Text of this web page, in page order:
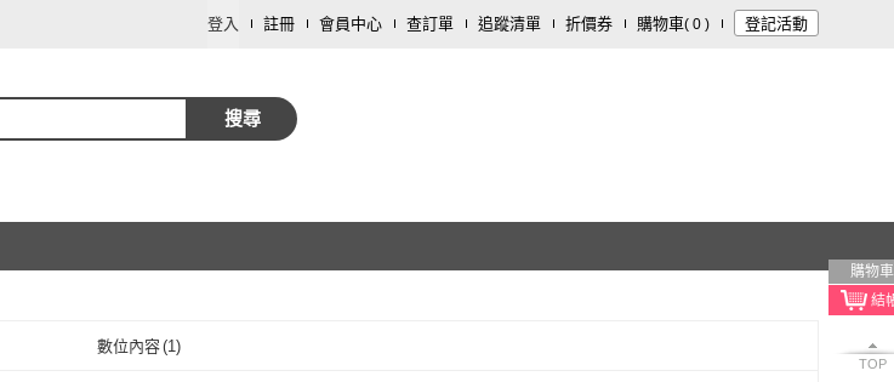
登入 註冊 會員中心 查訂單 追蹤清單 折價券 購物車( 0 ) 登記活動
搜尋
購物車
TOP
數位內容(1)